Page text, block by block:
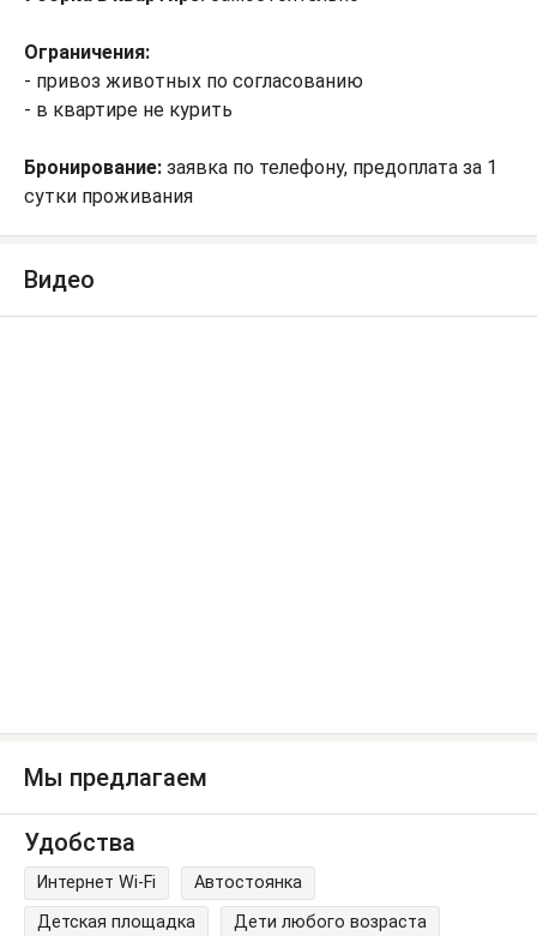
Ограничения:
- привоз животных по согласованию
- в квартире не курить
Бронирование: заявка по телефону, предоплата за 1
сутки проживания
Видео
Мы предлагаем
Удобства
Интернет Wi-Fi
Автостоянка
Детская площадка
Дети любого возраста